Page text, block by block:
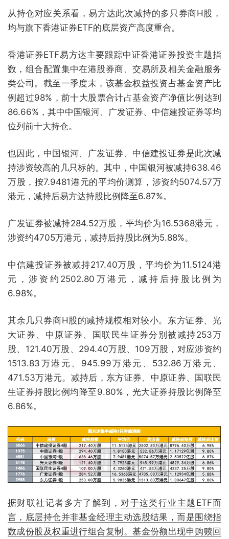
从持仓对应关系看，易方达此次减持的多只券商H股，
均与旗下香港证券ETF的底层资产高度重合。
香港证券ETF易方达主要跟踪中证香港证券投资主题指
数，组合配置集中在港股券商、交易所及相关金融服务
类公司。截至一季度末，该基金权益投资占基金资产比
例超过98%，前十大股票合计占基金资产净值比例达到
86.66%，其中中国银河、广发证券、中信建投证券等均
位列前十大持仓。
也因此，中国银河、广发证券、中信建投证券是此次减
持涉资较高的几只标的。其中，中国银河被减持638.46
万股，按7.9481港元的平均价测算，涉资约5074.57万
港元，减持后易方达持股比例降至6.87%。
广发证券被减持284.52万股，平均价为16.5368港元，
涉资约4705万港元，减持后持股比例为5.88%。
中信建投证券被减持217.40万股，平均价为11.5124港
元，涉资约2502.80万港元，减持后持股比例为
6.98%。
其余几只券商H股的减持规模相对较小。东方证券、光
大证券、中原证券、国联民生证券分别被减持253万
股、121.40万股、294.40万股、109万股，对应涉资约
1513.83万港元、945.99万港元、532.86万港元、
471.53万港元。减持后，东方证券、中原证券、国联民
生证券持股比例均降至9.80%，光大证券持股比例降至
6.86%。
据财联社记者多方了解到， 对于这类行业主题ETF而
言，底层持仓并非基金经理主动选股结果，而是围绕指
数成份股及权重进行组合复制。基金份额出现申购赎回